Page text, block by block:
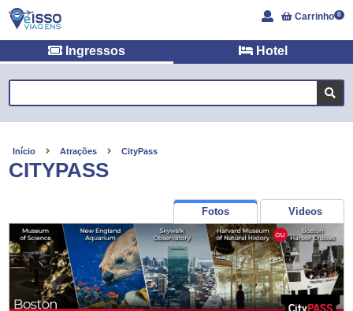
Carrinho 0
Ingressos Hotel
Início Atrações CityPass
CITYPASS
Fotos Videos